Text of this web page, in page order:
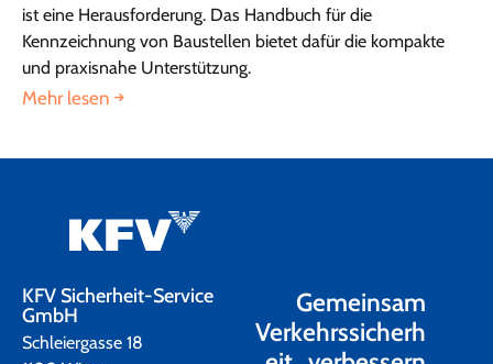
ist eine Herausforderung. Das Handbuch für die
Kennzeichnung von Baustellen bietet dafür die kompakte
und praxisnahe Unterstützung.
Mehr lesen
KFV Sicherheit-Service
GmbH
Schleiergasse 18
Gemeinsam
Verkehrssicherh